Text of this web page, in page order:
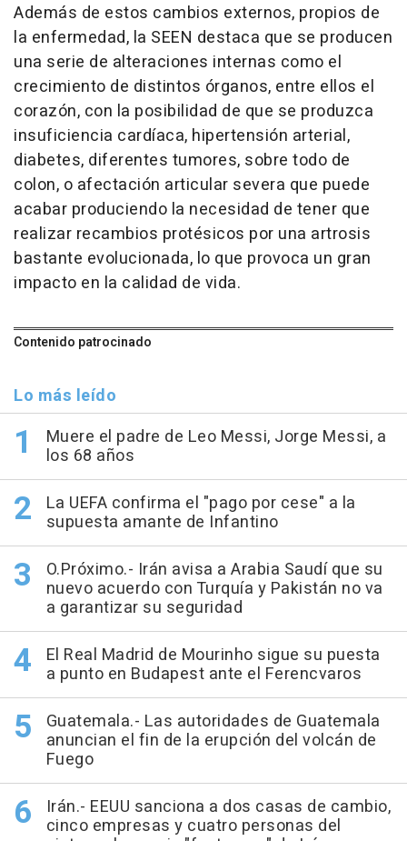
Además de estos cambios externos, propios de
la enfermedad, la SEEN destaca que se producen
una serie de alteraciones internas como el
crecimiento de distintos órganos, entre ellos el
corazón, con la posibilidad de que se produzca
insuficiencia cardíaca, hipertensión arterial,
diabetes, diferentes tumores, sobre todo de
colon, o afectación articular severa que puede
acabar produciendo la necesidad de tener que
realizar recambios protésicos por una artrosis
bastante evolucionada, lo que provoca un gran
impacto en la calidad de vida.
Contenido patrocinado
Lo más leído
Muere el padre de Leo Messi, Jorge Messi, a
los 68 años
La UEFA confirma el "pago por cese" a la
supuesta amante de Infantino
O.Próximo.- Irán avisa a Arabia Saudí que su
nuevo acuerdo con Turquía y Pakistán no va
a garantizar su seguridad
El Real Madrid de Mourinho sigue su puesta
a punto en Budapest ante el Ferencvaros
Guatemala.- Las autoridades de Guatemala
anuncian el fin de la erupción del volcán de
Fuego
Irán.- EEUU sanciona a dos casas de cambio,
cinco empresas y cuatro personas del